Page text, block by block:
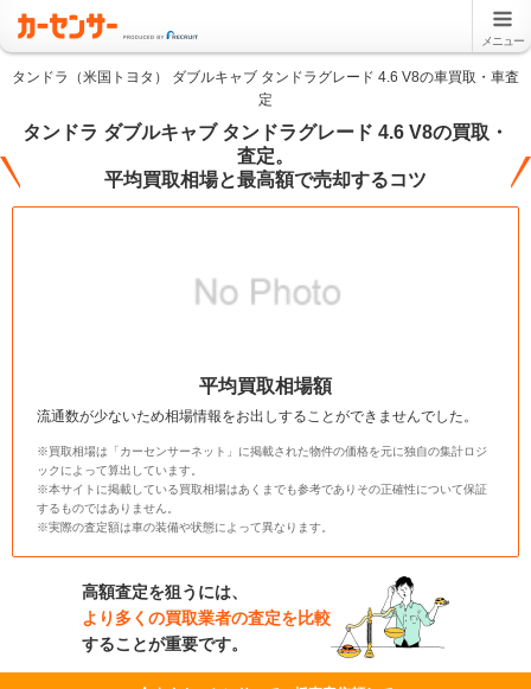
メニュー
タンドラ（米国トヨタ） ダブルキャブ タンドラグレード 4.6 V8の車買取・車査
定
タンドラ ダブルキャブ タンドラグレード 4.6 V8の買取・
査定。
平均買取相場と最高額で売却するコツ
平均買取相場額
流通数が少ないため相場情報をお出しすることができませんでした。
※買取相場は「カーセンサーネット」に掲載された物件の価格を元に独自の集計ロジ
ックによって算出しています。
※本サイトに掲載している買取相場はあくまでも参考でありその正確性について保証
するものではありません。
※実際の査定額は車の装備や状態によって異なります。
高額査定を狙うには、
より多くの買取業者の査定を比較
することが重要です。